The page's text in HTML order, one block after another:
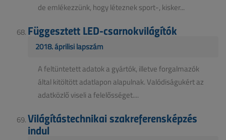
de emlékezzünk, hogy léteznek sport-, kisker...
Függesztett LED-csarnokvilágítók
2018. áprilisi lapszám
A feltüntetett adatok a gyártók, illetve forgalmazók
által kitöltött adatlapon alapulnak. Valódiságukért az
adatközlő viseli a felelősséget....
Világítástechnikai szakreferensképzés
indul